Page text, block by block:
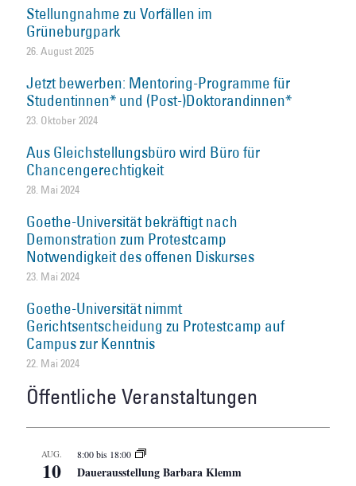
Stellungnahme zu Vorfällen im
Grüneburgpark
26. August 2025
Jetzt bewerben: Mentoring-Programme für
Studentinnen* und (Post-)Doktorandinnen*
23. Oktober 2024
Aus Gleichstellungsbüro wird Büro für
Chancengerechtigkeit
28. Mai 2024
Goethe-Universität bekräftigt nach
Demonstration zum Protestcamp
Notwendigkeit des offenen Diskurses
23. Mai 2024
Goethe-Universität nimmt
Gerichtsentscheidung zu Protestcamp auf
Campus zur Kenntnis
22. Mai 2024
Öffentliche Veranstaltungen
AUG.
10
8:00bis 18:00
Dauerausstellung Barbara Klemm